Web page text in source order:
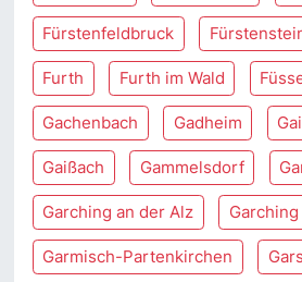
Fürstenfeldbruck
Furth Furth im Wald
Gachenbach Gadheim
Gaißach Gammelsdorf
Garching an der Alz
Garmisch-Partenkirchen Gars